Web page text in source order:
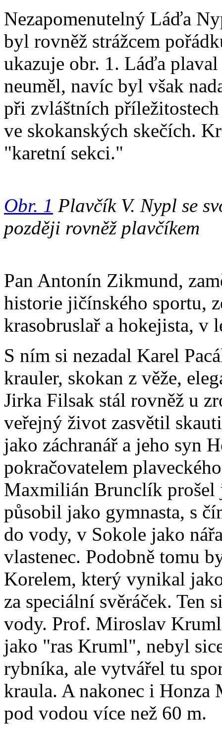
Nezapomenutelný Láďa
byl rovněž strážcem
ukazuje obr. 1. Láďa
neuměl, navíc byl však
při zvláštních
ve skokanských skečích.
"karetní sekci."
Obr. 1 Plavčík V. Nypl se
později rovněž plavčíkem
Pan Antonín Zikmund,
historie jičínského sportu,
krasobruslař a hokejista, v
S ním si nezadal Karel
krauler, skokan z věže,
Jirka Filsak stál rovněž u
veřejný život zasvětil
jako záchranář a jeho syn
pokračovatelem
Maxmilián Brunclík
působil jako gymnasta, s
do vody, v Sokole jako
vlastenec. Podobně tomu
Korelem, který vynikal
za speciální svěráček. Ten
vody. Prof. Miroslav
jako "ras Kruml", nebyl
rybníka, ale vytvářel tu
kraula. A nakonec i Honza
pod vodou více než 60 m.